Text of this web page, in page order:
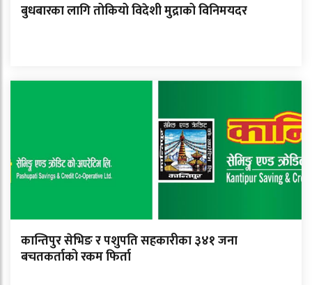
बुधबारका लागि तोकियो विदेशी मुद्राको विनिमयदर
कान्तिपुर सेभिङ र पशुपति सहकारीका ३४१ जना
बचतकर्ताको रकम फिर्ता